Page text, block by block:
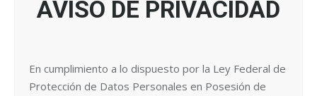
AVISO DE PRIVACIDAD
En cumplimiento a lo dispuesto por la Ley Federal de
Protección de Datos Personales en Posesión de